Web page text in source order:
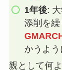
1年後:
添削を
かうよう
親として何